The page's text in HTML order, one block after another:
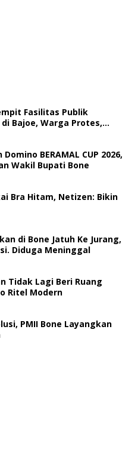
Fasilitas Publik
Bajoe, Warga Protes,
BERAMAL CUP 2026,
Wakil Bupati Bone
Bra Hitam, Netizen: Bikin
Diduga Meninggal
Tidak Lagi Beri Ruang
Ritel Modern
PMII Bone Layangkan